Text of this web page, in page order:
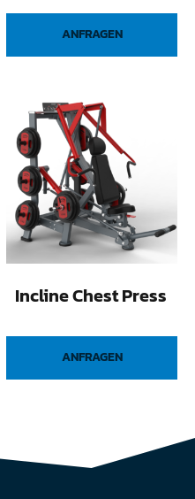
ANFRAGEN
Incline Chest Press
ANFRAGEN